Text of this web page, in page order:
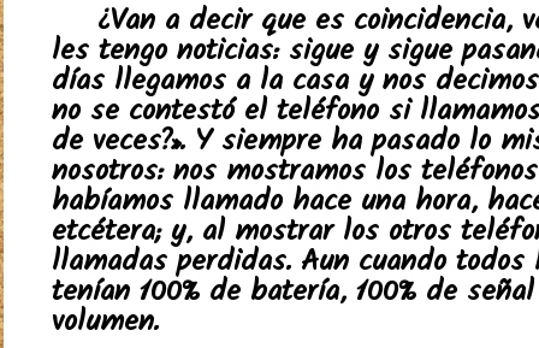
¿Van a decir que es coincidencia,
les tengo noticias: sigue y sigue
días llegamos a la casa y nos
no se contestó el teléfono si
de veces?». Y siempre ha pasado lo
nosotros: nos mostramos los
habíamos llamado hace una hora,
etcétera; y, al mostrar los otros
llamadas perdidas. Aun cuando
tenían 100% de batería, 100% de
volumen.